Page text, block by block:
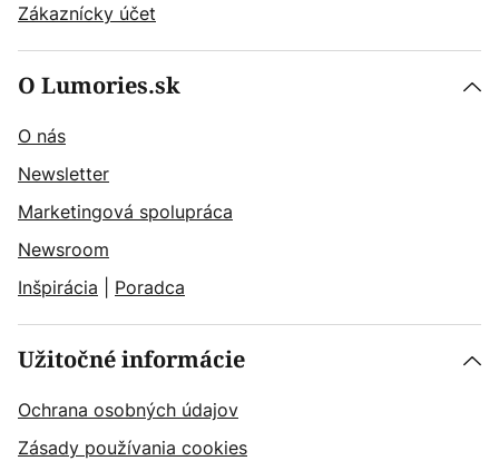
Zákaznícky účet
O Lumories.sk
O nás
Newsletter
Marketingová spolupráca
Newsroom
Inšpirácia
Poradca
Užitočné informácie
Ochrana osobných údajov
Zásady používania cookies